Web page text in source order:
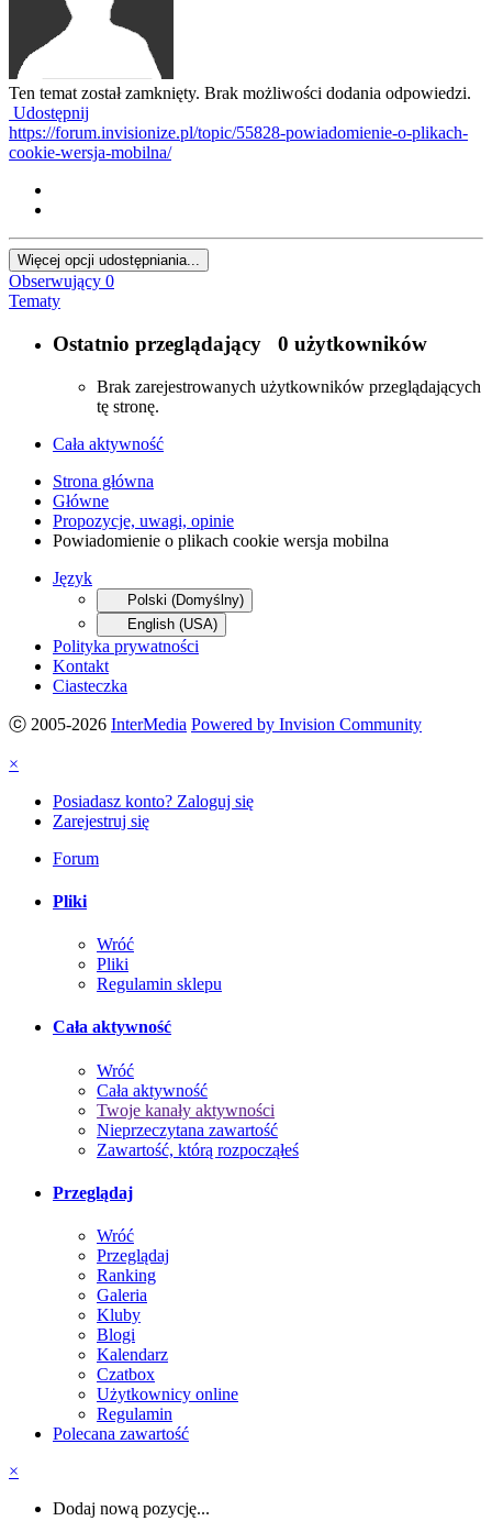
Ten temat został zamknięty. Brak możliwości dodania odpowiedzi.
Udostępnij
https://forum.invisionize.pl/topic/55828-powiadomienie-o-plikach-
cookie-wersja-mobilna/
Więcej opcji udostępniania...
Obserwujący 0
Tematy
Ostatnio przeglądający 0 użytkowników
Brak zarejestrowanych użytkowników przeglądających
tę stronę.
Cała aktywność
Strona główna
Główne
Propozycje, uwagi, opinie
Powiadomienie o plikach cookie wersja mobilna
Język
Polski (Domyślny)
English (USA)
Polityka prywatności
Kontakt
Ciasteczka
ⓒ 2005-2026 InterMedia Powered by Invision Community
×
Posiadasz konto? Zaloguj się
Zarejestruj się
Forum
Pliki
Wróć
Pliki
Regulamin sklepu
Cała aktywność
Wróć
Cała aktywność
Twoje kanały aktywności
Nieprzeczytana zawartość
Zawartość, którą rozpocząłeś
Przeglądaj
Wróć
Przeglądaj
Ranking
Galeria
Kluby
Blogi
Kalendarz
Czatbox
Użytkownicy online
Regulamin
Polecana zawartość
×
Dodaj nową pozycję...